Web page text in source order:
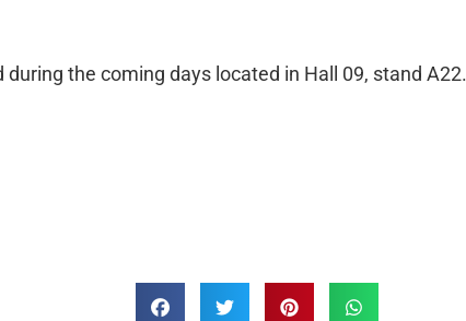
the coming days located in Hall 09, stand A22.